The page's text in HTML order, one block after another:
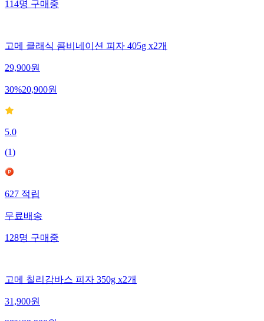
114명구매중
고메 클래식 콤비네이션 피자 405g x2개
29,900원
30%20,900원
5.0
(1)
627적립
무료배송
128명구매중
고메 칠리감바스 피자 350g x2개
31,900원